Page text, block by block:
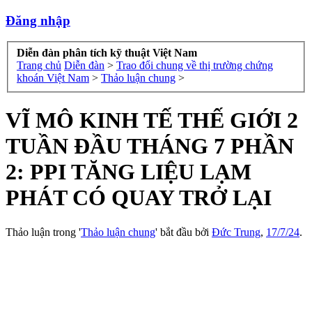
Đăng nhập
Diễn đàn phân tích kỹ thuật Việt Nam
Trang chủ Diễn đàn > Trao đổi chung về thị trường chứng
khoán Việt Nam > Thảo luận chung >
VĨ MÔ KINH TẾ THẾ GIỚI 2
TUẦN ĐẦU THÁNG 7 PHẦN
2: PPI TĂNG LIỆU LẠM
PHÁT CÓ QUAY TRỞ LẠI
Thảo luận trong 'Thảo luận chung' bắt đầu bởi Đức Trung, 17/7/24.